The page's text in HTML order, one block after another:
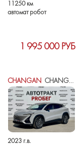
11250 км
автомат робот
1 995 000 РУБ
CHANGAN CHANGAN UNI-T I
2023 г.в.